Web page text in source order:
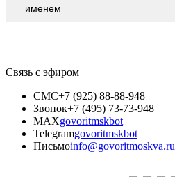
именем
Связь с эфиром
СМС+7 (925) 88-88-948
Звонок+7 (495) 73-73-948
MAXgovoritmskbot
Telegramgovoritmskbot
Письмоinfo@govoritmoskva.ru